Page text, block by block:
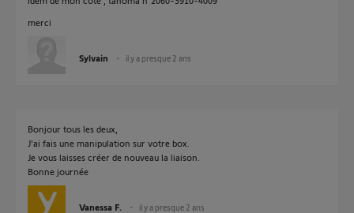
merci
Sylvain il y a presque 2 ans
Bonjour tous les deux,
J'ai fais une manipulation sur votre box.
Je vous laisses créer de nouveau la liaison.
Bonne journée
Vanessa F. il y a presque 2 ans